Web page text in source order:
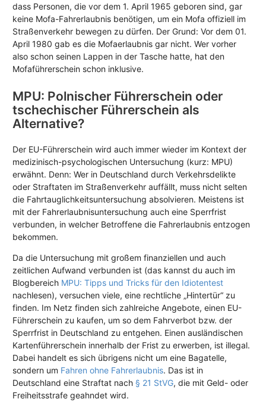
dass Personen, die vor dem 1. April 1965 geboren sind, gar
keine Mofa-Fahrerlaubnis benötigen, um ein Mofa offiziell im
Straßenverkehr bewegen zu dürfen. Der Grund: Vor dem 01.
April 1980 gab es die Mofaerlaubnis gar nicht. Wer vorher
also schon seinen Lappen in der Tasche hatte, hat den
Mofaführerschein schon inklusive.
MPU: Polnischer Führerschein oder
tschechischer Führerschein als
Alternative?
Der EU-Führerschein wird auch immer wieder im Kontext der
medizinisch-psychologischen Untersuchung (kurz: MPU)
erwähnt. Denn: Wer in Deutschland durch Verkehrsdelikte
oder Straftaten im Straßenverkehr auffällt, muss nicht selten
die Fahrtauglichkeitsuntersuchung absolvieren. Meistens ist
mit der Fahrerlaubnisuntersuchung auch eine Sperrfrist
verbunden, in welcher Betroffene die Fahrerlaubnis entzogen
bekommen.
Da die Untersuchung mit großem finanziellen und auch
zeitlichen Aufwand verbunden ist (das kannst du auch im
Blogbereich MPU: Tipps und Tricks für den Idiotentest
nachlesen), versuchen viele, eine rechtliche „Hintertür“ zu
finden. Im Netz finden sich zahlreiche Angebote, einen EU-
Führerschein zu kaufen, um so dem Fahrverbot bzw. der
Sperrfrist in Deutschland zu entgehen. Einen ausländischen
Kartenführerschein innerhalb der Frist zu erwerben, ist illegal.
Dabei handelt es sich übrigens nicht um eine Bagatelle,
sondern um Fahren ohne Fahrerlaubnis. Das ist in
Deutschland eine Straftat nach § 21 StVG, die mit Geld- oder
Freiheitsstrafe geahndet wird.